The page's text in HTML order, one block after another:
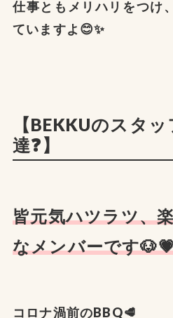
仕事ともメリハリをつけ
ていますよ😊✨
【BEKKUのスタ
達❓】
皆元気ハツラツ、
なメンバーです
コロナ渦前のBBQ🥩